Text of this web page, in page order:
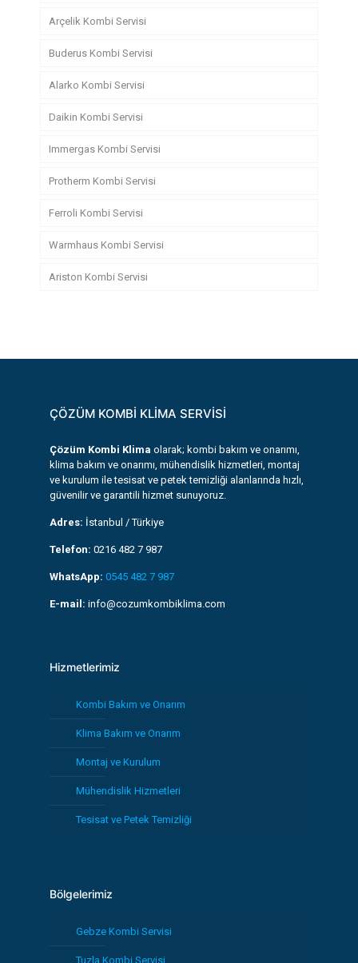
Arçelik Kombi Servisi
Buderus Kombi Servisi
Alarko Kombi Servisi
Daikin Kombi Servisi
Immergas Kombi Servisi
Protherm Kombi Servisi
Ferroli Kombi Servisi
Warmhaus Kombi Servisi
Ariston Kombi Servisi
ÇÖZÜM KOMBİ KLİMA SERVİSİ
Çözüm Kombi Klima olarak; kombi bakım ve onarımı,
klima bakım ve onarımı, mühendislik hizmetleri, montaj
ve kurulum ile tesisat ve petek temizliği alanlarında hızlı,
güvenilir ve garantili hizmet sunuyoruz.
Adres: İstanbul / Türkiye
Telefon: 0216 482 7 987
WhatsApp: 0545 482 7 987
E-mail: info@cozumkombiklima.com
Hizmetlerimiz
Kombi Bakım ve Onarım
Klima Bakım ve Onarım
Montaj ve Kurulum
Mühendislik Hizmetleri
Tesisat ve Petek Temizliği
Bölgelerimiz
Gebze Kombi Servisi
Tuzla Kombi Servisi